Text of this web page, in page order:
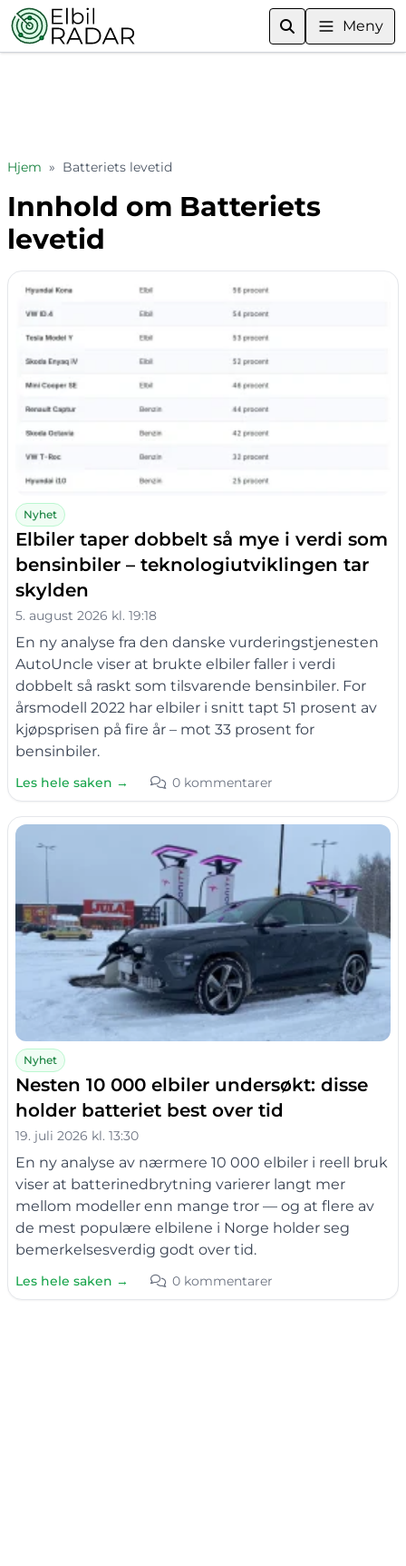
Meny
Hjem » Batteriets levetid
Innhold om Batteriets
levetid
Nyhet
Elbiler taper dobbelt så mye i verdi som
bensinbiler – teknologiutviklingen tar
skylden
5. august 2026 kl. 19:18
En ny analyse fra den danske vurderingstjenesten
AutoUncle viser at brukte elbiler faller i verdi
dobbelt så raskt som tilsvarende bensinbiler. For
årsmodell 2022 har elbiler i snitt tapt 51 prosent av
kjøpsprisen på fire år – mot 33 prosent for
bensinbiler.
Les hele saken → 0 kommentarer
Nyhet
Nesten 10 000 elbiler undersøkt: disse
holder batteriet best over tid
19. juli 2026 kl. 13:30
En ny analyse av nærmere 10 000 elbiler i reell bruk
viser at batterinedbrytning varierer langt mer
mellom modeller enn mange tror — og at flere av
de mest populære elbilene i Norge holder seg
bemerkelsesverdig godt over tid.
Les hele saken → 0 kommentarer